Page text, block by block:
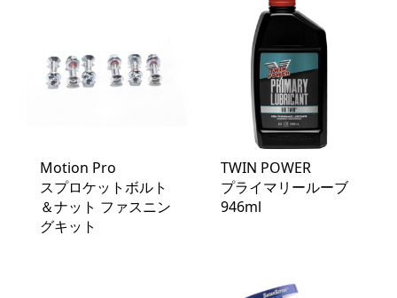
Motion Pro
スプロケットボルト
＆ナット ファスニン
グキット
TWIN POWER
プライマリールーブ
946ml